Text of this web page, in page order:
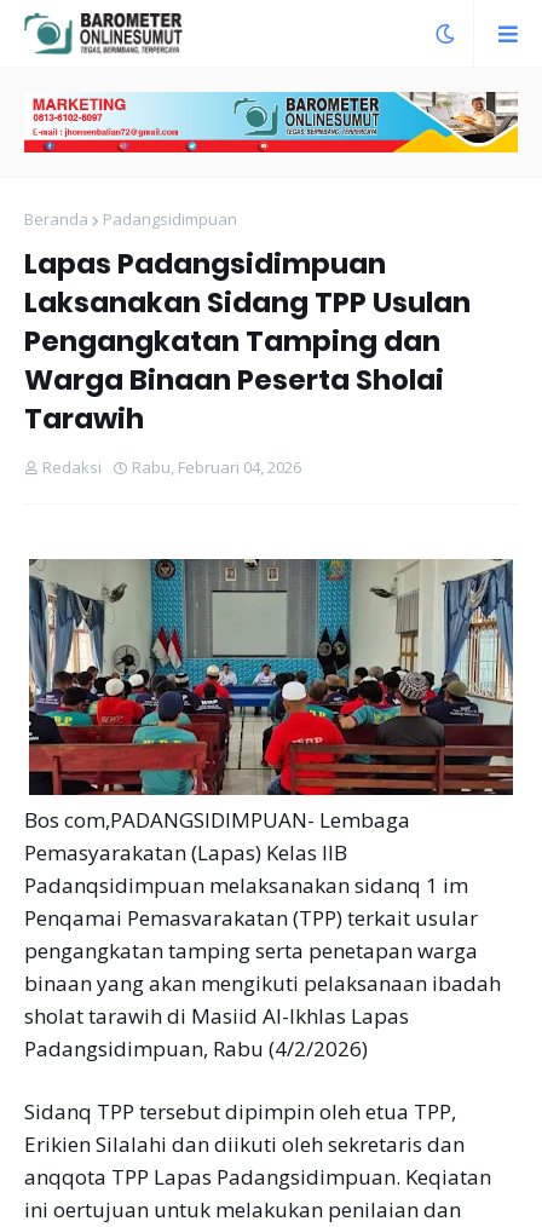
Beranda Padangsidimpuan
Lapas Padangsidimpuan
Laksanakan Sidang TPP Usulan
Pengangkatan Tamping dan
Warga Binaan Peserta Sholai
Tarawih
Redaksi Rabu, Februari 04, 2026
Bos com,PADANGSIDIMPUAN- Lembaga
Pemasyarakatan (Lapas) Kelas IIB
Padanqsidimpuan melaksanakan sidanq 1 im
Penqamai Pemasvarakatan (TPP) terkait usular
pengangkatan tamping serta penetapan warga
binaan yang akan mengikuti pelaksanaan ibadah
sholat tarawih di Masiid Al-Ikhlas Lapas
Padangsidimpuan, Rabu (4/2/2026)
Sidanq TPP tersebut dipimpin oleh etua TPP,
Erikien Silalahi dan diikuti oleh sekretaris dan
anqqota TPP Lapas Padangsidimpuan. Keqiatan
ini oertujuan untuk melakukan penilaian dan